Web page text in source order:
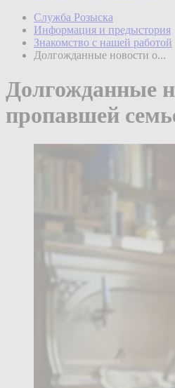
Служба Розыска
Информация и предыстория
Знакомство с нашей работой
Долгожданные новости о...
Долгожданные
пропавшей